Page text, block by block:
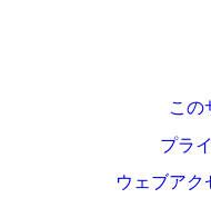
この
プラ
ウェブアク